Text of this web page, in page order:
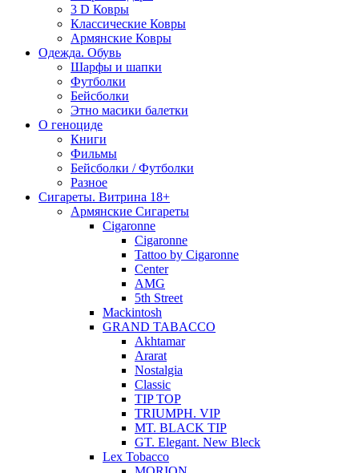
3 D Ковры
Классические Ковры
Армянские Ковры
Одежда. Обувь
Шарфы и шапки
Футболки
Бейсболки
Этно масики балетки
О геноциде
Книги
Фильмы
Бейсболки / Футболки
Разное
Сигареты. Витрина 18+
Армянские Сигареты
Cigaronne
Cigaronne
Tattoo by Cigaronne
Center
AMG
5th Street
Mackintosh
GRAND TABACCO
Akhtamar
Ararat
Nostalgia
Classic
TIP TOP
TRIUMPH. VIP
MT. BLACK TIP
GT. Elegant. New Bleck
Lex Tobacco